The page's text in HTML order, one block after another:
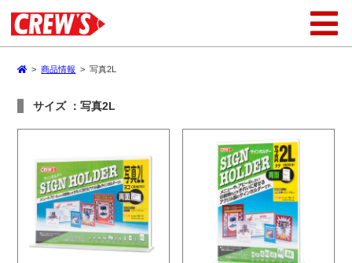
>商品情報 >写真2L
サイズ ：写真2L